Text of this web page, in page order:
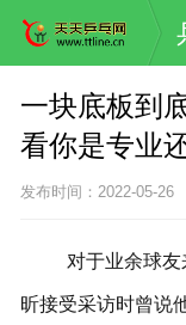
一块底板到
看你是专业
发布时间：2022-05-26
对于业余球
昕接受采访时曾说